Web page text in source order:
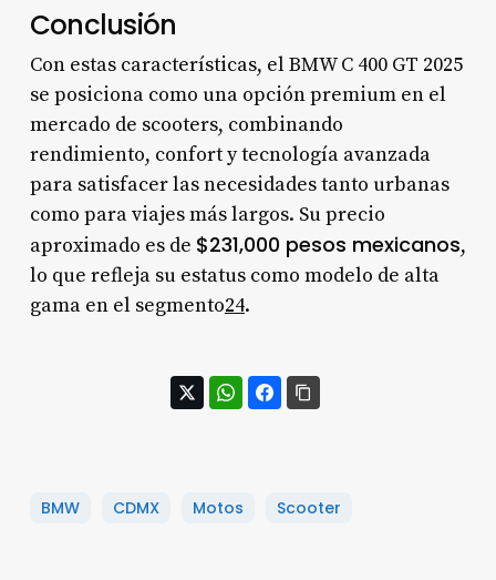
Conclusión
Con estas características, el BMW C 400 GT 2025
se posiciona como una opción premium en el
mercado de scooters, combinando
rendimiento, confort y tecnología avanzada
para satisfacer las necesidades tanto urbanas
como para viajes más largos. Su precio
aproximado es de $231,000 pesos mexicanos,
lo que refleja su estatus como modelo de alta
gama en el segmento24.
BMW CDMX Motos Scooter